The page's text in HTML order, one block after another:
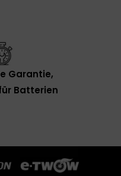
Garantie,
Batterien